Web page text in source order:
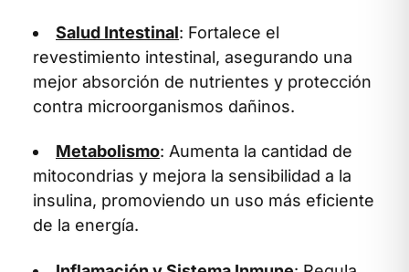
Salud Intestinal: Fortalece el
revestimiento intestinal, asegurando una
mejor absorción de nutrientes y protección
contra microorganismos dañinos.
Metabolismo: Aumenta la cantidad de
mitocondrias y mejora la sensibilidad a la
insulina, promoviendo un uso más eficiente
de la energía.